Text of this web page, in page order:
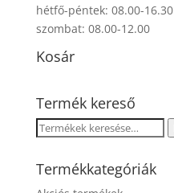
hétfő-péntek: 08.00-16.30
szombat: 08.00-12.00
Kosár
Termék kereső
Keresés
következőre:
Termékkategóriák